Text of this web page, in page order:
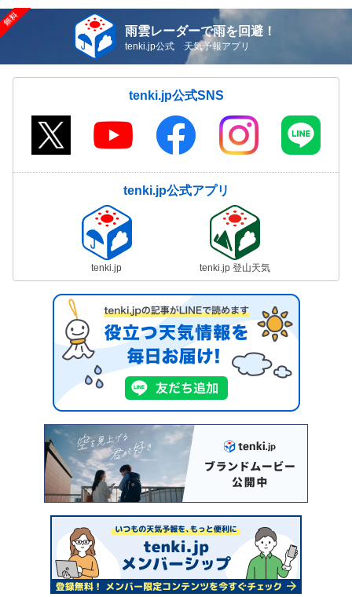
雨雲レーダーで雨を回避！
tenki.jp公式 天気予報アプリ
tenki.jp公式SNS
tenki.jp公式アプリ
tenki.jp tenki.jp 登山天気